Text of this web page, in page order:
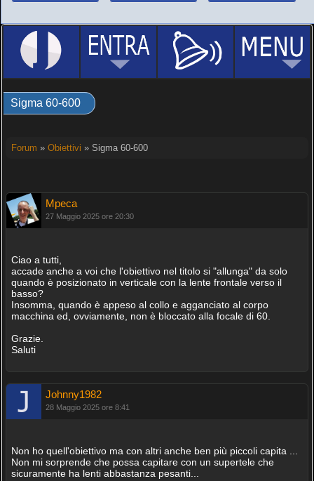
Sigma 60-600
Forum » Obiettivi » Sigma 60-600
Mpeca
27 Maggio 2025 ore 20:30
Ciao a tutti,
accade anche a voi che l'obiettivo nel titolo si "allunga" da solo
quando è posizionato in verticale con la lente frontale verso il
basso?
Insomma, quando è appeso al collo e agganciato al corpo
macchina ed, ovviamente, non è bloccato alla focale di 60.
Grazie.
Saluti
Johnny1982
28 Maggio 2025 ore 8:41
Non ho quell'obiettivo ma con altri anche ben più piccoli capita ...
Non mi sorprende che possa capitare con un supertele che
sicuramente ha lenti abbastanza pesanti...